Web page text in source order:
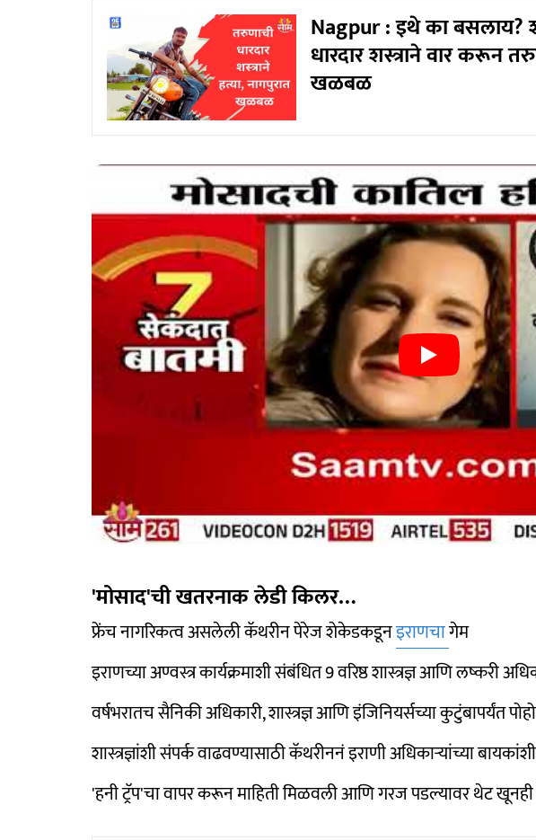
Nagpur : इथे का बसलाय?
धारदार शस्त्राने वार करून
खळबळ
'मोसाद'ची खतरनाक लेडी किलर…
फ्रेंच नागरिकत्व असलेली कॅथरीन पेरेज शेकेडकडूनइराणचागेम
इराणच्या अण्वस्त्र कार्यक्रमाशी संबंधित 9 वरिष्ठ शास्त्रज्ञ आणि लष्करी
वर्षभरातच सैनिकी अधिकारी, शास्त्रज्ञ आणि इंजिनियर्सच्या कुटुंबापर्यंत
शास्त्रज्ञांशी संपर्क वाढवण्यासाठी कॅथरीननं इराणी अधिकाऱ्यांच्या बायकांशी
'हनी ट्रॅप'चा वापर करून माहिती मिळवली आणि गरज पडल्यावर थेट